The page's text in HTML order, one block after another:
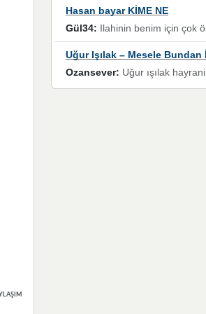
Hasan bayar KİME NE
Gül34: Ilahinin benim için çok özel bir yeri var İlk çıktığında komşum ne kadar yüksek sesle dinliyorsa orada duymuştum ve YouTube'dan aratıp Bu ilahiyi bulmuştum ve sonra müdavimi oldum günlük Ben de 3-5 kere dinleyip ezberleyip artık ilahiye bende eşlik ediyorum yüksek sesle Allah razı olsun hizmet nimettir Rabbim sizin zahmetlerinize de hayırlı nimetler versin Selam ve dua ile Allah'a emanet olun
Ozansever: Uğur ışılak hayrani olarak eski yeni tüm eserlerini keyifle huzurla dinleyenlerden birisiyim, emeğine saygı duyan gönül veren bunu en güzel şekilde sevenlerine ulaştıran siz değerli sayfa yöneticilerine de teşekkür ederim